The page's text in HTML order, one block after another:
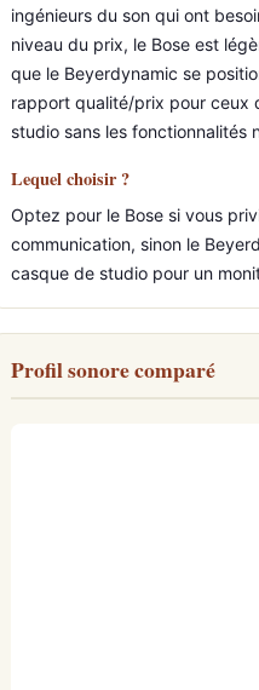
ingénieurs du son qui ont
niveau du prix, le Bose est
que le Beyerdynamic se
rapport qualité/prix pour ceux
studio sans les fonctionnalités
Lequel choisir ?
Optez pour le Bose si vous
communication, sinon le
casque de studio pour un
Profil sonore comparé